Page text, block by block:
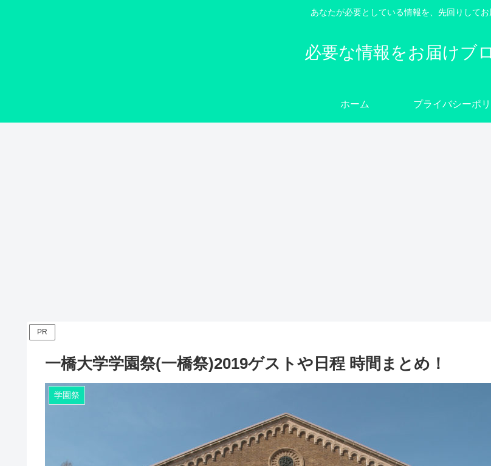
あなたが必要としている情報を、先回りしてお
必要な情報をお届けブ
ホーム プライバシーポ
PR
一橋大学学園祭(一橋祭)2019ゲストや日程 時間まとめ！
学園祭